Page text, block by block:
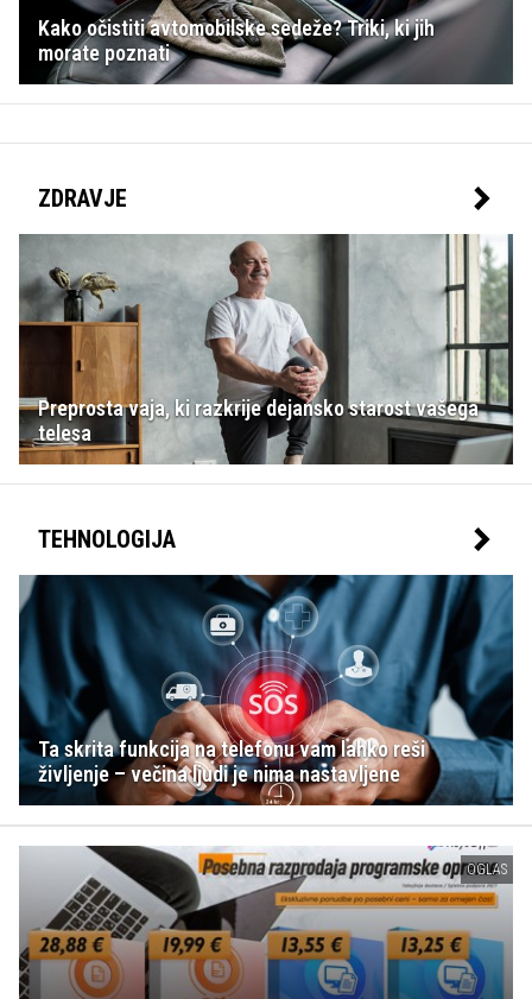
Kako očistiti avtomobilske sedeže? Triki, ki jih
morate poznati
ZDRAVJE
Preprosta vaja, ki razkrije dejansko starost vašega
telesa
TEHNOLOGIJA
Ta skrita funkcija na telefonu vam lahko reši
življenje – večina ljudi je nima nastavljene
OGLAS